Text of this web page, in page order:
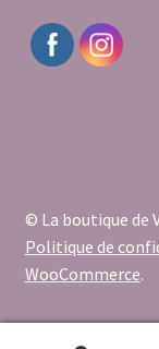
© La boutique de
Politique de
WooCommerce.